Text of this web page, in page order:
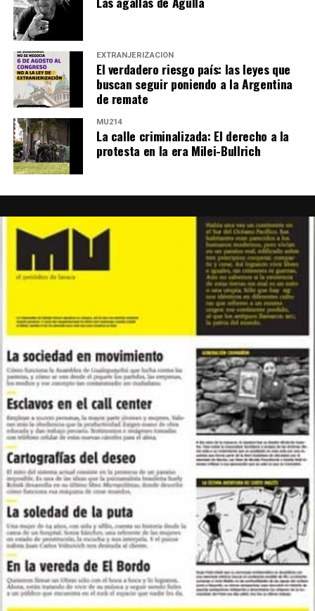
EXTRANJERIZACIÓN
El verdadero riesgo país: las leyes que
buscan seguir poniendo a la Argentina
de remate
MU214
La calle criminalizada: El derecho a la
protesta en la era Milei-Bullrich